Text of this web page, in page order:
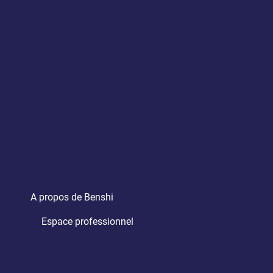
A propos de Benshi
Espace professionnel